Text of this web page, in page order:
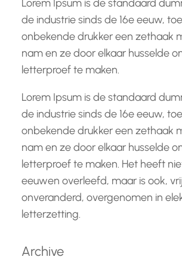
Lorem Ipsum is de standaard
de industrie sinds de 16e eeuw,
onbekende drukker een zethaak
nam en ze door elkaar husselde
letterproef te maken.
Lorem Ipsum is de standaard
de industrie sinds de 16e eeuw,
onbekende drukker een zethaak
nam en ze door elkaar husselde
letterproef te maken. Het heeft
eeuwen overleefd, maar is ook,
onveranderd, overgenomen in
letterzetting.
Archive